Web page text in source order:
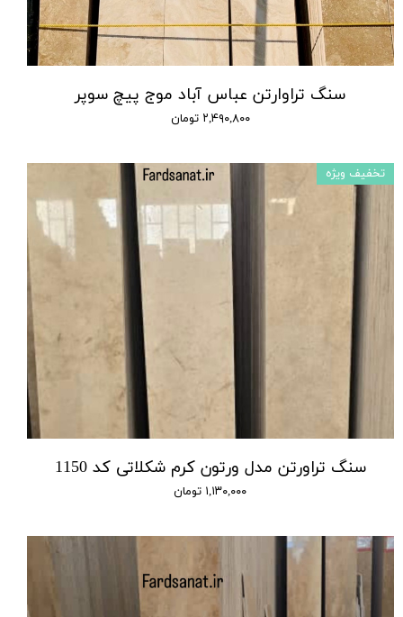
سنگ تراوارتن عباس آباد موج پیچ سوپر
۲,۴۹۰,۸۰۰ تومان
سنگ تراورتن مدل ورتون کرم شکلاتی کد 1150
۱,۱۳۰,۰۰۰ تومان
تخفیف ویژه